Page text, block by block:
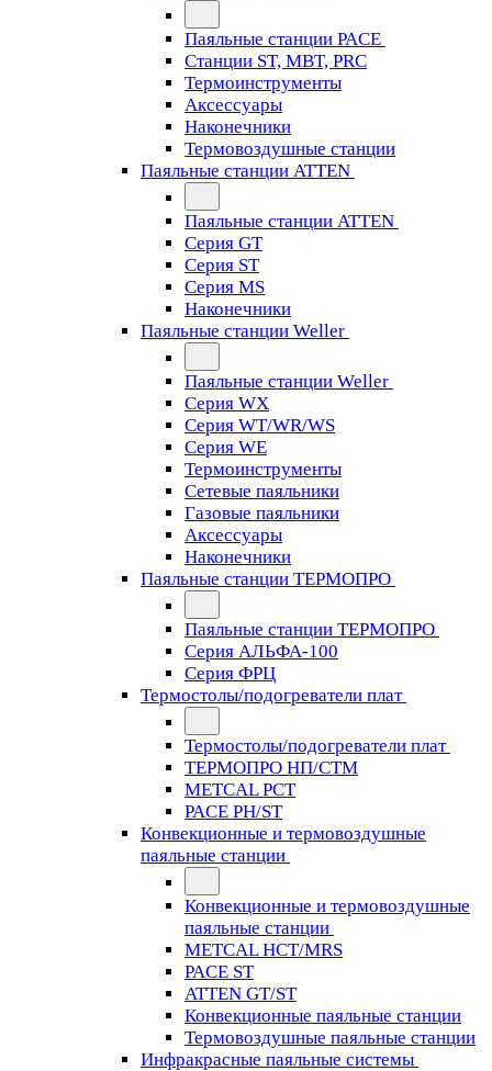
Паяльные станции PACE
Станции ST, MBT, PRC
Термоинструменты
Аксессуары
Наконечники
Термовоздушные станции
Паяльные станции ATTEN
Паяльные станции ATTEN
Серия GT
Серия ST
Серия MS
Наконечники
Паяльные станции Weller
Паяльные станции Weller
Серия WX
Серия WT/WR/WS
Серия WE
Термоинструменты
Сетевые паяльники
Газовые паяльники
Аксессуары
Наконечники
Паяльные станции ТЕРМОПРО
Паяльные станции ТЕРМОПРО
Серия АЛЬФА-100
Серия ФРЦ
Термостолы/подогреватели плат
Термостолы/подогреватели плат
ТЕРМОПРО НП/СТМ
METCAL PCT
PACE PH/ST
Конвекционные и термовоздушные
паяльные станции
Конвекционные и термовоздушные
паяльные станции
METCAL HCT/MRS
PACE ST
ATTEN GT/ST
Конвекционные паяльные станции
Термовоздушные паяльные станции
Инфракрасные паяльные системы